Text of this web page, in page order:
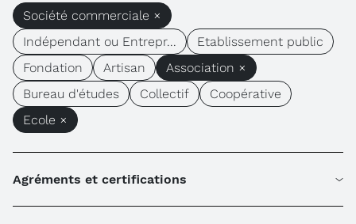
Société commerciale ×
Indépendant ou Entrepr...
Etablissement public
Fondation
Artisan
Association ×
Bureau d'études
Collectif
Coopérative
Ecole ×
Agréments et certifications